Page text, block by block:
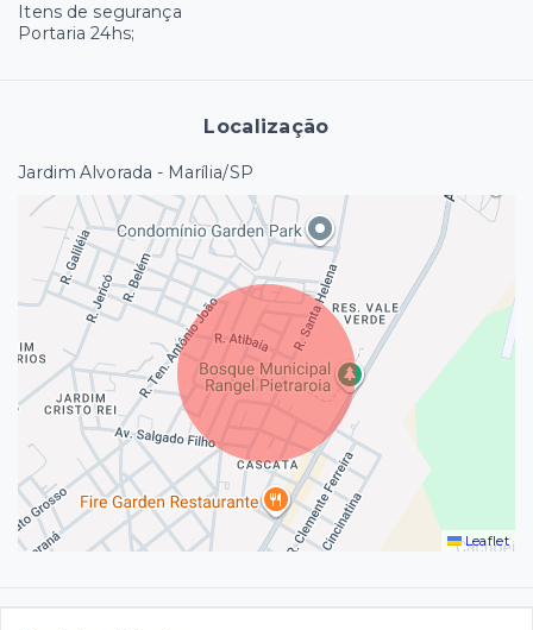
Itens de segurança
Portaria 24hs;
Localização
Jardim Alvorada - Marília/SP
Leaflet